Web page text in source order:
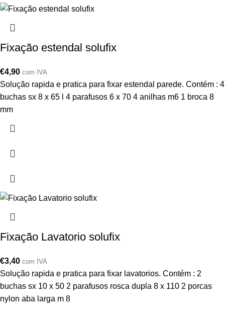
Fixação estendal solufix
€4,90 com IVA
Solução rapida e pratica para fixar estendal parede. Contém : 4
buchas sx 8 x 65 l 4 parafusos 6 x 70 4 anilhas m6 1 broca 8
mm
Fixação Lavatorio solufix
€3,40 com IVA
Solução rapida e pratica para fixar lavatorios. Contém : 2
buchas sx 10 x 50 2 parafusos rosca dupla 8 x 110 2 porcas
nylon aba larga m 8